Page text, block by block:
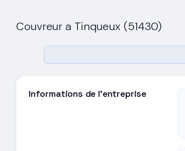
Couvreur a Tinqueux (51430)
Informations de l'entreprise